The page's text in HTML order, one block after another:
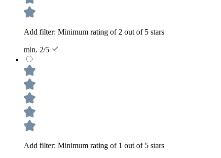
Add filter: Minimum rating of 2 out of 5 stars
min. 2/5
Add filter: Minimum rating of 1 out of 5 stars